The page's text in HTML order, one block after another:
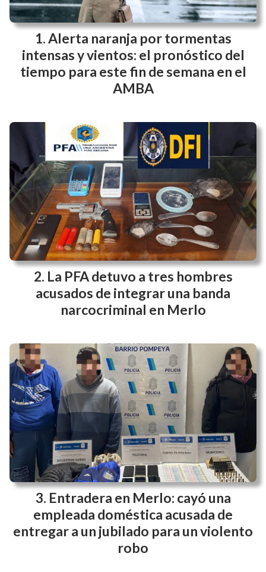
Alerta naranja por tormentas
intensas y vientos: el pronóstico del
tiempo para este fin de semana en el
AMBA
La PFA detuvo a tres hombres
acusados de integrar una banda
narcocriminal en Merlo
Entradera en Merlo: cayó una
empleada doméstica acusada de
entregar a un jubilado para un violento
robo